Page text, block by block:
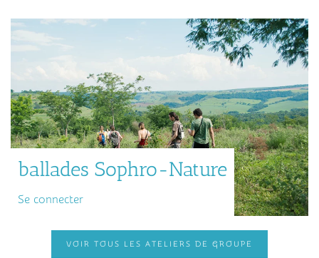
ballades Sophro-Nature
Se connecter
VOIR TOUS LES ATELIERS DE GROUPE